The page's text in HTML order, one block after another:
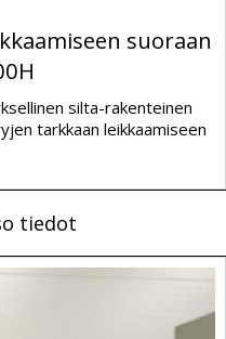
suoraan
silta-rakenteinen
tarkkaan leikkaamiseen
tiedot